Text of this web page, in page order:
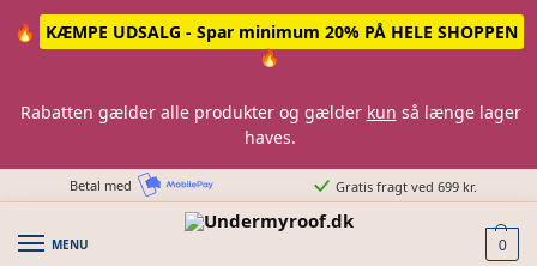
🔥
KÆMPE UDSALG - Spar minimum 20% PÅ HELE SHOPPEN
🔥
Rabatten gælder alle produkter og gælder kun så længe lager
haves.
Betal med Gratis fragt ved 699 kr.
MENU 0